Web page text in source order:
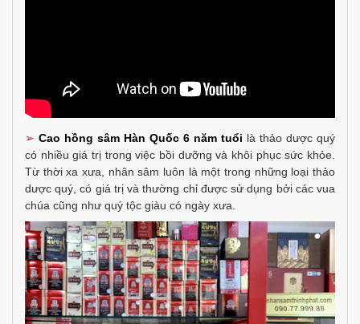
➢ Cao hồng sâm Hàn Quốc 6 năm tuổi là thảo dược quý
có nhiều giá trị trong việc bồi dưỡng và khôi phục sức khỏe.
Từ thời xa xưa, nhân sâm luôn là một trong những loại thảo
dược quý, có giá trị và thường chỉ được sử dụng bởi các vua
chúa cũng như quý tộc giàu có ngày xưa.